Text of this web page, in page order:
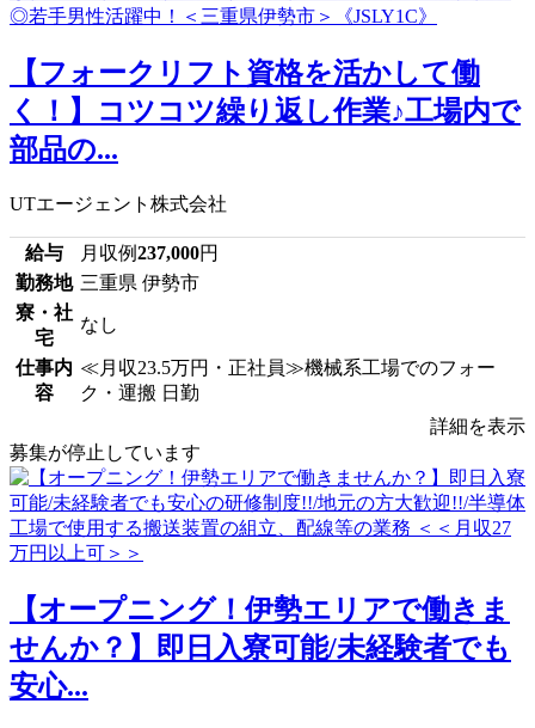
【フォークリフト資格を活かして働
く！】コツコツ繰り返し作業♪工場内で
部品の...
UTエージェント株式会社
給与 月収例237,000円
勤務地 三重県 伊勢市
寮・社
宅
なし
仕事内
容
≪月収23.5万円・正社員≫機械系工場でのフォー
ク・運搬 日勤
詳細を表示
募集が停止しています
【オープニング！伊勢エリアで働きま
せんか？】即日入寮可能/未経験者でも
安心...